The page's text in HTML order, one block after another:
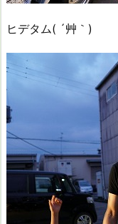
ヒデタム( ´艸｀)